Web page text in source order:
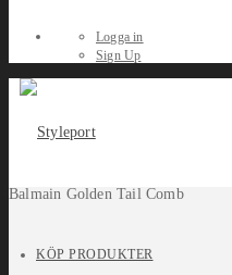
Logga in
Sign Up
KÖP PRODUKTER
Balmain Golden Tail Comb